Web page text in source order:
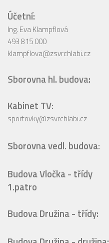
Účetní:
Ing. Eva Klampflová
493 815 000
klampflova@zsvrchlabi.cz
Sborovna hl. budova:
Kabinet TV:
sportovky@zsvrchlabi.cz
Sborovna vedl. budova:
Budova Vločka - třídy
1.patro
Budova Družina - třídy: